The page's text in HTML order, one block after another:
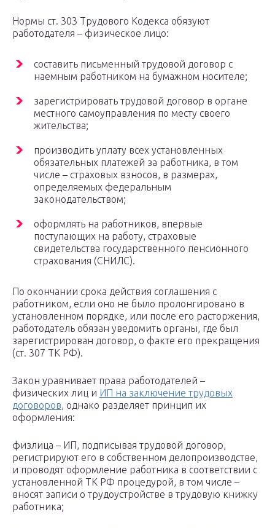
Нормы ст. 303 Трудового Кодекса обязуют
работодателя – физическое лицо:
составить письменный трудовой договор с
наемным работником на бумажном носителе;
зарегистрировать трудовой договор в органе
местного самоуправления по месту своего
жительства;
производить уплату всех установленных
обязательных платежей за работника, в том
числе – страховых взносов, в размерах,
определяемых федеральным
законодательством;
оформлять на работников, впервые
поступающих на работу, страховые
свидетельства государственного пенсионного
страхования (СНИЛС).
По окончании срока действия соглашения с
работником, если оно не было пролонгировано в
установленном порядке, или после его расторжения,
работодатель обязан уведомить органы, где был
зарегистрирован договор, о факте его прекращения
(ст. 307 ТК РФ).
Закон уравнивает права работодателей –
физических лиц и ИП на заключение трудовых
договоров, однако разделяет принцип их
оформления:
физлица – ИП, подписывая трудовой договор,
регистрируют его в собственном делопроизводстве,
и проводят оформление работника в соответствии с
установленной ТК РФ процедурой, в том числе –
вносят записи о трудоустройстве в трудовую книжку
работника;